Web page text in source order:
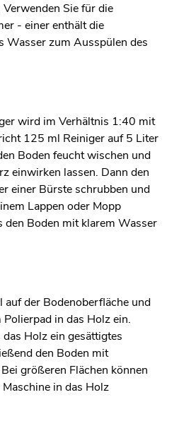
Sie für die
- einer enthält die
Wasser zum Ausspülen des
wird im Verhältnis 1:40 mit
125 ml Reiniger auf 5 Liter
Boden feucht wischen und
einwirken lassen. Dann den
einer Bürste schrubben und
Lappen oder Mopp
den Boden mit klarem Wasser
auf der Bodenoberfläche und
in das Holz ein.
Holz ein gesättigtes
den Boden mit
größeren Flächen können
in das Holz